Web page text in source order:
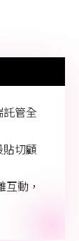
管全
切顧
動，